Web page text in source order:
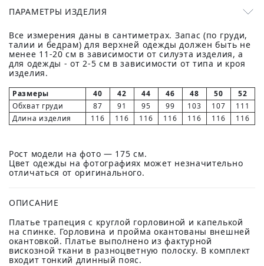
ПАРАМЕТРЫ ИЗДЕЛИЯ
Все измерения даны в сантиметрах. Запас (по груди,
талии и бедрам) для верхней одежды должен быть не
менее 11-20 см в зависимости от силуэта изделия, а
для одежды - от 2-5 см в зависимости от типа и кроя
изделия.
Размеры 40 42 44 46 48 50
52
Обхват груди
87 91 95 99 103 107
111
Длина изделия
116 116 116 116 116 116 116
Рост модели на фото — 175 см.
Цвет одежды на фотографиях может незначительно
отличаться от оригинального.
ОПИСАНИЕ
Платье трапеция с круглой горловиной и капелькой
на спинке. Горловина и пройма окантованы внешней
окантовкой. Платье выполнено из фактурной
вискозной ткани в разноцветную полоску. В комплект
входит тонкий длинный пояс.